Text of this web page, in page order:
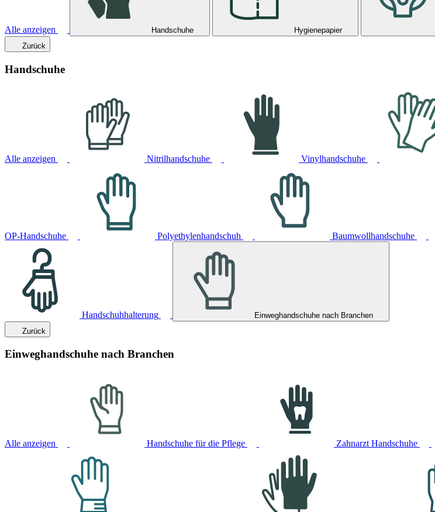
Alle anzeigen Handschuhe Hygienepapier
Zurück
Handschuhe
Alle anzeigen Nitrilhandschuhe Vinylhandschuhe
OP-Handschuhe Polyethylenhandschuh Baumwollhandschuhe
Handschuhhalterung
Einweghandschuhe nach Branchen
Zurück
Einweghandschuhe nach Branchen
Alle anzeigen Handschuhe für die Pflege Zahnarzt Handschuhe